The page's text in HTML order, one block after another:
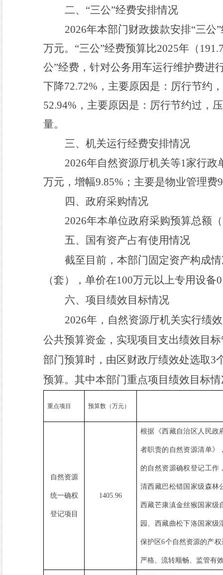
二、 “三公”经费安排情况
2026年本部门财政拨款安排“三公”
万元。 “三公”经费预算比2025年（
公”经费 ， 针对公务用车运行维护费进
下降72.72% ，主要原因是：厉行节约
52.94% ，主要原因是：厉行节约过，
量。
三、机关运行经费安排情况
2026年自然资源厅机关等1家行政
万元， 增幅9.85% ；主要是物业管理费
四、政府采购情况
2026年本单位政府采购预算总额
五、国有资产占有使用情况
截至目前 ，本部门固定资产构成
（套），单价在100万元以上专用设备0
六、项目绩效目标情况
2026年， 自然资源厅机关实行绩
公共预算资金 ，实现项目支出绩效目
部门预算时，由区财政厅绩效处选取3
预算。其中本部门重点项目绩效目标
重点项目 预算数（万元）
自然资源
统一确权
登记项目
1405.96
根据《西藏自治区人民政
者职责的自然资源清单》
的自然资源确权登记工作
清西藏巴松错国家级森林
西藏芒康滇金丝猴国家级
园、西藏曲松下洛国家级
保护区6个自然资源的产
严格、流转顺畅、监管有